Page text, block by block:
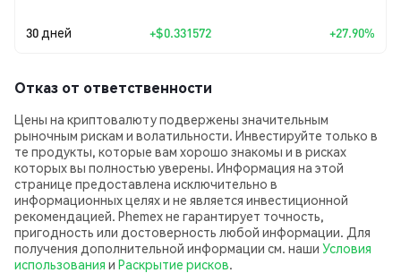
30 дней +$0.331572 +27.90%
Отказ от ответственности
Цены на криптовалюту подвержены значительным
рыночным рискам и волатильности. Инвестируйте только в
те продукты, которые вам хорошо знакомы и в рисках
которых вы полностью уверены. Информация на этой
странице предоставлена исключительно в
информационных целях и не является инвестиционной
рекомендацией. Phemex не гарантирует точность,
пригодность или достоверность любой информации. Для
получения дополнительной информации см. наши Условия
использования и Раскрытие рисков.